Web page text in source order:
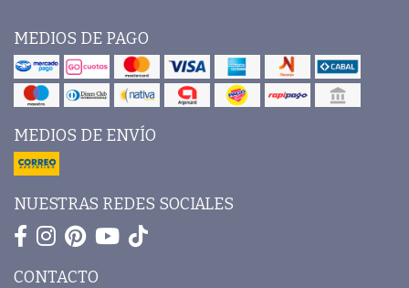
MEDIOS DE PAGO
MEDIOS DE ENVÍO
NUESTRAS REDES SOCIALES
CONTACTO